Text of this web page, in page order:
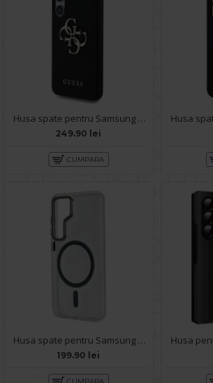
Husa spate pentru Samsung Galaxy S25 Guess Metal Logo - Negru
249.90 lei
CUMPARA
Husa spate pentru Samsung Galaxy S25 Berlia Magsafe Series - Transparent
199.90 lei
CUMPARA